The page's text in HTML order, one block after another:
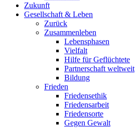
Zukunft
Gesellschaft & Leben
Zurück
Zusammenleben
Lebensphasen
Vielfalt
Hilfe für Geflüchtete
Partnerschaft weltweit
Bildung
Frieden
Friedensethik
Friedensarbeit
Friedensorte
Gegen Gewalt